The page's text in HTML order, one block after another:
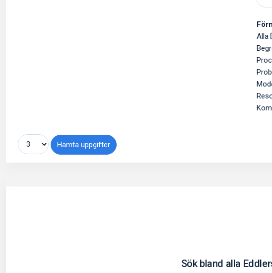
Alla
Hämta uppgifter
Sök bland alla